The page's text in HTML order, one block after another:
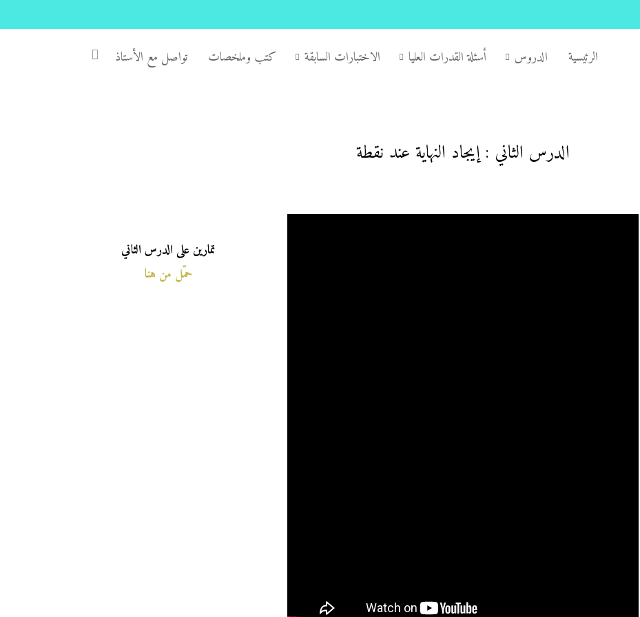
الرئيسية الدروس أسئلة القدرات العليا الاختبارات السابقة كتب وملخصات تواصل مع الأستاذ
الدرس الثاني : إيجاد النهاية عند نقطة
تمارين على الدرس الثاني
حمّل من هنا